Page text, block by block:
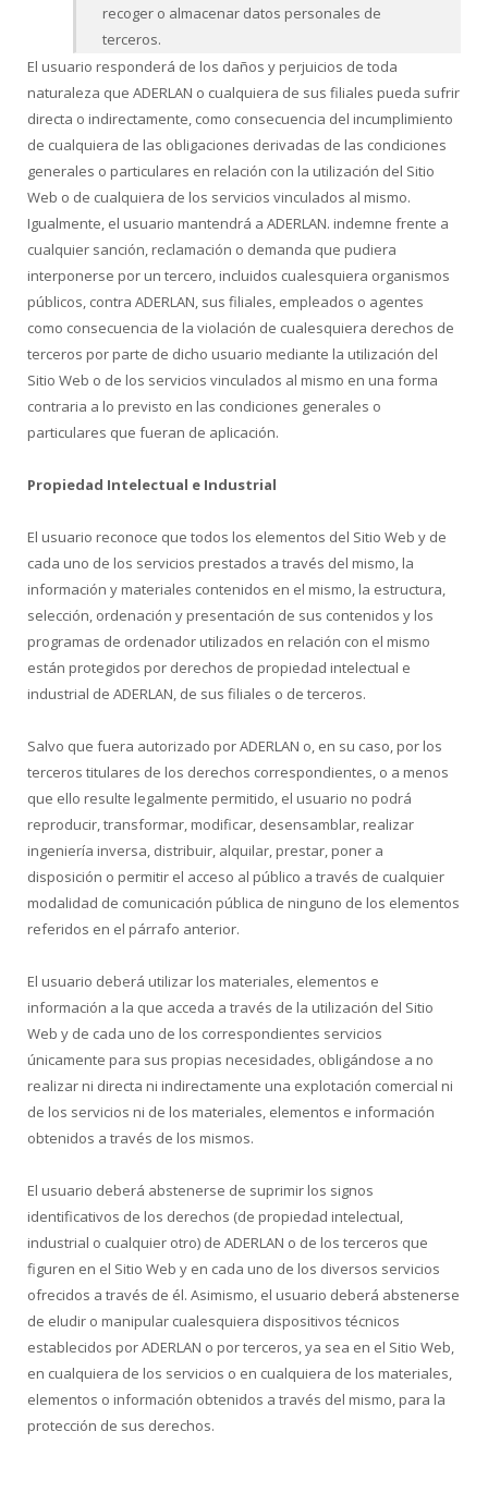
recoger o almacenar datos personales de
terceros.
El usuario responderá de los daños y perjuicios de toda
naturaleza que ADERLAN o cualquiera de sus filiales pueda sufrir
directa o indirectamente, como consecuencia del incumplimiento
de cualquiera de las obligaciones derivadas de las condiciones
generales o particulares en relación con la utilización del Sitio
Web o de cualquiera de los servicios vinculados al mismo.
Igualmente, el usuario mantendrá a ADERLAN. indemne frente a
cualquier sanción, reclamación o demanda que pudiera
interponerse por un tercero, incluidos cualesquiera organismos
públicos, contra ADERLAN, sus filiales, empleados o agentes
como consecuencia de la violación de cualesquiera derechos de
terceros por parte de dicho usuario mediante la utilización del
Sitio Web o de los servicios vinculados al mismo en una forma
contraria a lo previsto en las condiciones generales o
particulares que fueran de aplicación.
Propiedad Intelectual e Industrial
El usuario reconoce que todos los elementos del Sitio Web y de
cada uno de los servicios prestados a través del mismo, la
información y materiales contenidos en el mismo, la estructura,
selección, ordenación y presentación de sus contenidos y los
programas de ordenador utilizados en relación con el mismo
están protegidos por derechos de propiedad intelectual e
industrial de ADERLAN, de sus filiales o de terceros.
Salvo que fuera autorizado por ADERLAN o, en su caso, por los
terceros titulares de los derechos correspondientes, o a menos
que ello resulte legalmente permitido, el usuario no podrá
reproducir, transformar, modificar, desensamblar, realizar
ingeniería inversa, distribuir, alquilar, prestar, poner a
disposición o permitir el acceso al público a través de cualquier
modalidad de comunicación pública de ninguno de los elementos
referidos en el párrafo anterior.
El usuario deberá utilizar los materiales, elementos e
información a la que acceda a través de la utilización del Sitio
Web y de cada uno de los correspondientes servicios
únicamente para sus propias necesidades, obligándose a no
realizar ni directa ni indirectamente una explotación comercial ni
de los servicios ni de los materiales, elementos e información
obtenidos a través de los mismos.
El usuario deberá abstenerse de suprimir los signos
identificativos de los derechos (de propiedad intelectual,
industrial o cualquier otro) de ADERLAN o de los terceros que
figuren en el Sitio Web y en cada uno de los diversos servicios
ofrecidos a través de él. Asimismo, el usuario deberá abstenerse
de eludir o manipular cualesquiera dispositivos técnicos
establecidos por ADERLAN o por terceros, ya sea en el Sitio Web,
en cualquiera de los servicios o en cualquiera de los materiales,
elementos o información obtenidos a través del mismo, para la
protección de sus derechos.